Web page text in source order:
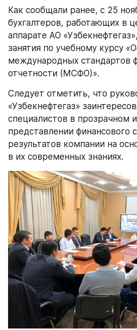
Как сообщали ранее, с 25
бухгалтеров, работающих в
аппарате АО
занятия по учебному курсу
международных стандартов
отчетности (МСФО)».
Следует отметить, что
«Узбекнефтегаз»
специалистов в прозрачном
представлении финансового
результатов компании на
в их современных знаниях.